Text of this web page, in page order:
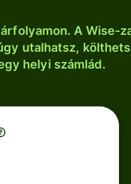
A Wise-
utalhatsz,
helyi számlád.